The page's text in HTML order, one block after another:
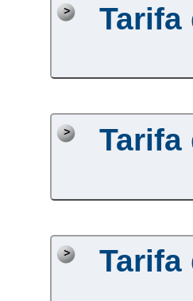
Tarifa
Tarifa
Tarifa